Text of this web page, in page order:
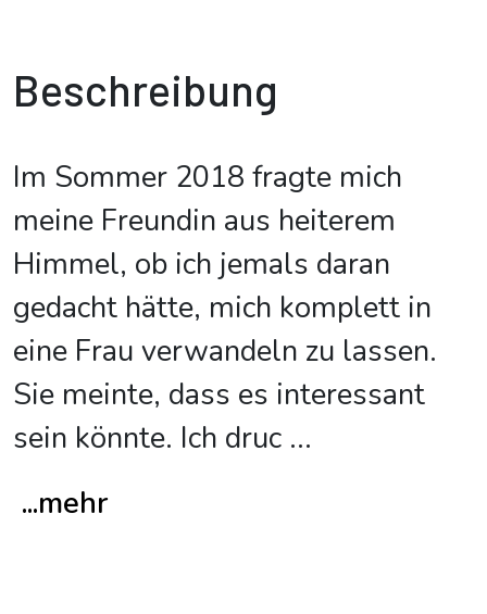
Beschreibung
Im Sommer 2018 fragte mich
meine Freundin aus heiterem
Himmel, ob ich jemals daran
gedacht hätte, mich komplett in
eine Frau verwandeln zu lassen.
Sie meinte, dass es interessant
sein könnte. Ich druc ...
...mehr